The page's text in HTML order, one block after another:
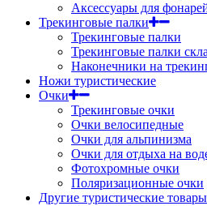
Аксессуары для
Трекинговые палки
Трекинговые палки
Трекинговые палки
Наконечники на
Ножи туристические
Очки
Трекинговые очки
Очки велосипедные
Очки для альпинизма
Очки для отдыха на
Фотохромные очки
Поляризационные очки
Другие туристические товары